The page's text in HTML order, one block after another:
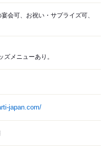
会可、お祝い・サプライズ可、
ズメニューあり。
japan.com/